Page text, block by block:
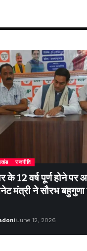
राजनीति
के 12 वर्ष पूर्ण होने पर
मंत्री ने सौरभ बहुगुणा
June 12, 2026